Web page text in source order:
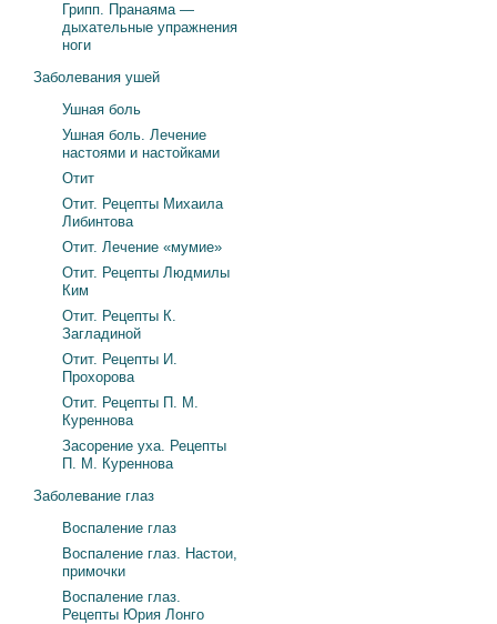
Грипп. Пранаяма —
дыхательные упражнения
ноги
Заболевания ушей
Ушная боль
Ушная боль. Лечение
настоями и настойками
Отит
Отит. Рецепты Михаила
Либинтова
Отит. Лечение «мумие»
Отит. Рецепты Людмилы
Ким
Отит. Рецепты К.
Загладиной
Отит. Рецепты И.
Прохорова
Отит. Рецепты П. М.
Куреннова
Засорение уха. Рецепты
П. М. Куреннова
Заболевание глаз
Воспаление глаз
Воспаление глаз. Настои,
примочки
Воспаление глаз.
Рецепты Юрия Лонго